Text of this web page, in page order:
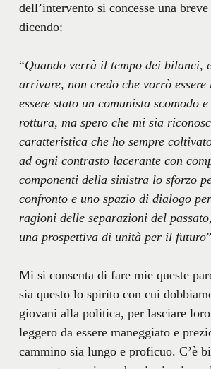
dell’intervento si concesse una
dicendo:
“Quando verrà il tempo dei bilanci,
arrivare, non credo che vorrò
essere stato un comunista scomodo
rottura, ma spero che mi sia
caratteristica che ho sempre
ad ogni contrasto lacerante con
componenti della sinistra lo sforzo
confronto e uno spazio di dialogo
ragioni delle separazioni del
una prospettiva di unità per il futuro
Mi si consenta di fare mie queste
sia questo lo spirito con cui
giovani alla politica, per lasciare
leggero da essere maneggiato e
cammino sia lungo e proficuo. C’è